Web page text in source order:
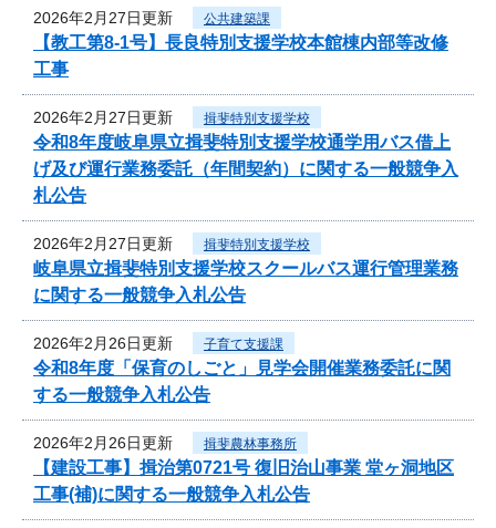
2026年2月27日更新 公共建築課
【教工第8-1号】長良特別支援学校本館棟内部等改修
工事
2026年2月27日更新 揖斐特別支援学校
令和8年度岐阜県立揖斐特別支援学校通学用バス借上
げ及び運行業務委託（年間契約）に関する一般競争入
札公告
2026年2月27日更新 揖斐特別支援学校
岐阜県立揖斐特別支援学校スクールバス運行管理業務
に関する一般競争入札公告
2026年2月26日更新 子育て支援課
令和8年度「保育のしごと」見学会開催業務委託に関
する一般競争入札公告
2026年2月26日更新 揖斐農林事務所
【建設工事】揖治第0721号 復旧治山事業 堂ヶ洞地区
工事(補)に関する一般競争入札公告